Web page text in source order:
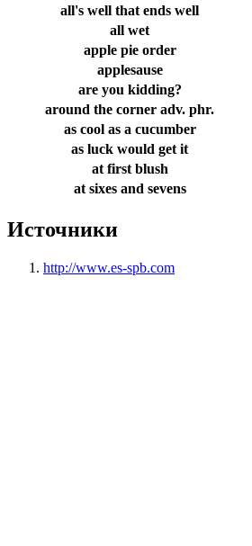
all's well that ends well
all wet
apple pie order
applesause
are you kidding?
around the corner adv. phr.
as cool as a cucumber
as luck would get it
at first blush
at sixes and sevens
Источники
http://www.es-spb.com